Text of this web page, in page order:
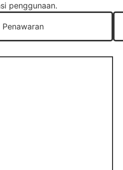
penggunaan.
Penawaran